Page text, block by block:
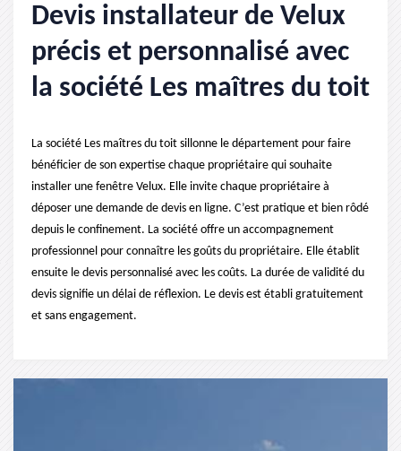
Devis installateur de Velux
précis et personnalisé avec
la société Les maîtres du toit
La société Les maîtres du toit sillonne le département pour faire
bénéficier de son expertise chaque propriétaire qui souhaite
installer une fenêtre Velux. Elle invite chaque propriétaire à
déposer une demande de devis en ligne. C’est pratique et bien rôdé
depuis le confinement. La société offre un accompagnement
professionnel pour connaître les goûts du propriétaire. Elle établit
ensuite le devis personnalisé avec les coûts. La durée de validité du
devis signifie un délai de réflexion. Le devis est établi gratuitement
et sans engagement.